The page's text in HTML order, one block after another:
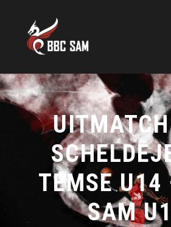
TEMSE U14
SAM